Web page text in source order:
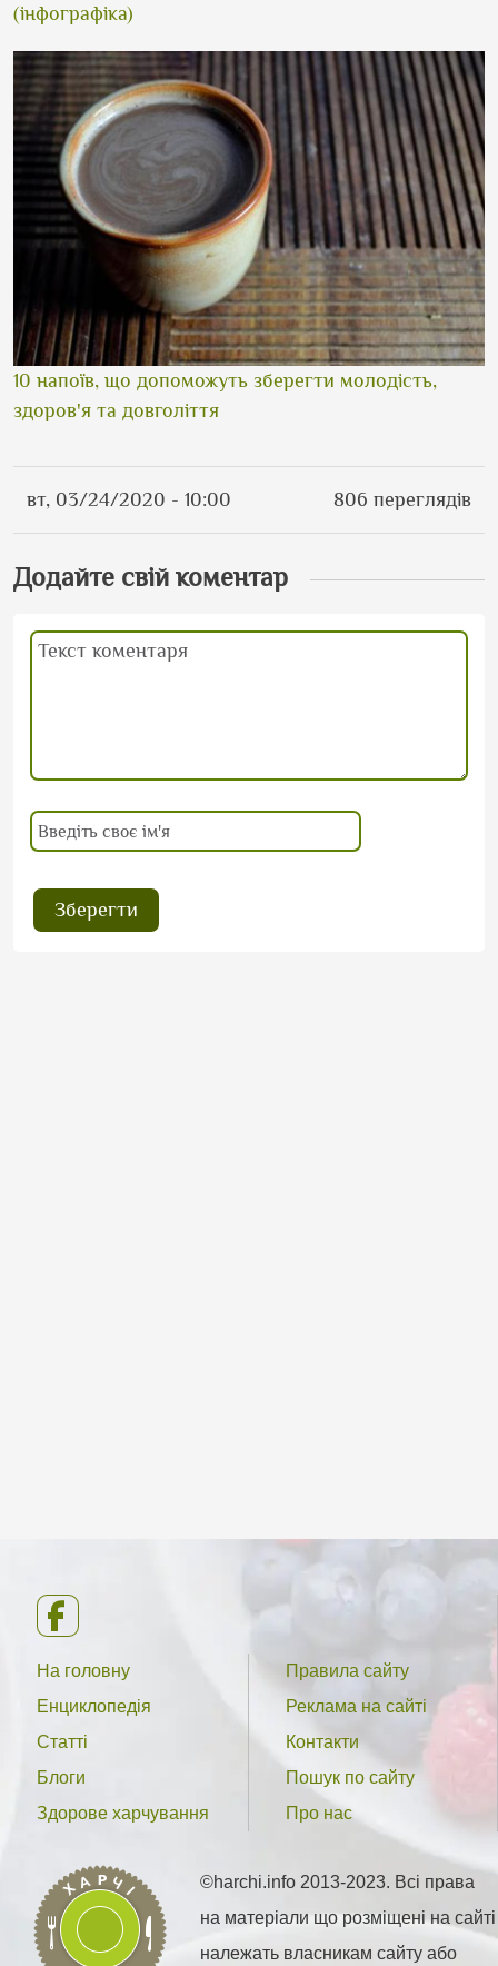
(інфографіка)
10 напоїв, що допоможуть зберегти молодість,
здоров'я та довголіття
вт, 03/24/2020 - 10:00 806 переглядів
Додайте свій коментар
На головну
Енциклопедія
Статті
Блоги
Здорове харчування
Правила сайту
Реклама на сайті
Контакти
Пошук по сайту
Про нас
©harchi.info 2013-2023. Всі права
на матеріали що розміщені на сайті
належать власникам сайту або